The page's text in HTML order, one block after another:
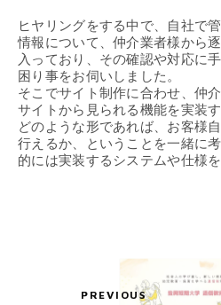
ヒヤリングをする中で、自社で
情報について、仲介業者様から
入っており、その確認や対応に
困り事をお伺いしました。
そこでサイト制作に合わせ、仲
サイトから見られる機能を実装
どのような形であれば、お客様
行えるか、ということを一緒に
的には実装するシステムや仕様を
PREVIOUS